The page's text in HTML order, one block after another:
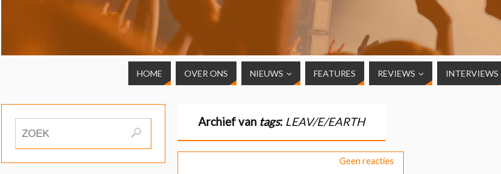
HOME OVER ONS NIEUWS FEATURES REVIEWS INTERVIEWS
Archief van tags: LEAV/E/EARTH
Geen reacties